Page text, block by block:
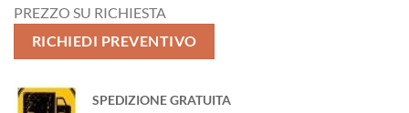
PREZZO SU RICHIESTA
RICHIEDI PREVENTIVO
SPEDIZIONE GRATUITA